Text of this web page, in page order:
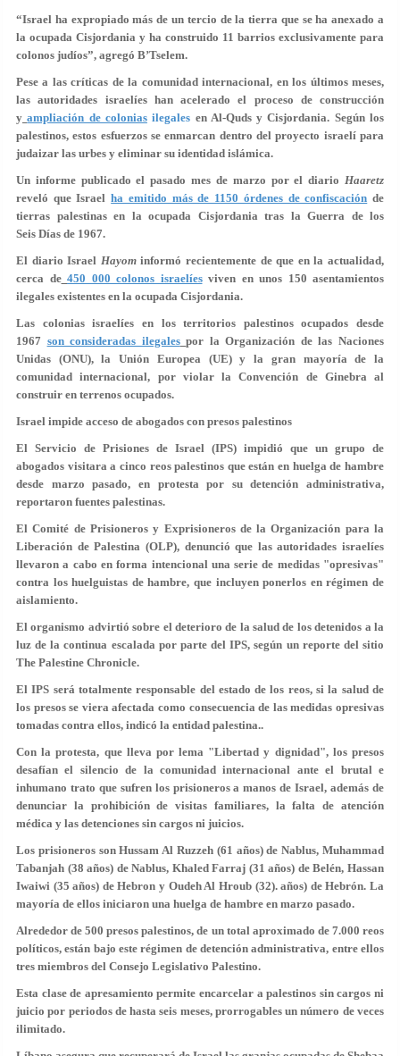
“Israel ha expropiado más de un tercio de la tierra que se ha anexado a
la ocupada Cisjordania y ha construido 11 barrios exclusivamente para
colonos judíos”, agregó B’Tselem.
Pese a las críticas de la comunidad internacional, en los últimos meses,
las autoridades israelíes han acelerado el proceso de construcción
y ampliación de coloniasilegales en Al-Quds y Cisjordania. Según los
palestinos, estos esfuerzos se enmarcan dentro del proyecto israelí para
judaizar las urbes y eliminar su identidad islámica.
Un informe publicado el pasado mes de marzo por el diario Haaretz
reveló que Israelha emitido más de 1150 órdenes de confiscación de
tierras palestinas en la ocupada Cisjordania tras la Guerra de los
Seis Días de 1967.
El diario Israel Hayominformó recientemente de que en la actualidad,
cerca de 450 000 colonos israelíesviven en unos 150 asentamientos
ilegales existentes en la ocupada Cisjordania.
Las colonias israelíes en los territorios palestinos ocupados desde
1967 son consideradas ilegales por la Organización de las Naciones
Unidas (ONU), la Unión Europea (UE) y la gran mayoría de la
comunidad internacional, por violar la Convención de Ginebra al
construir en terrenos ocupados.
Israel impide acceso de abogados con presos palestinos
El Servicio de Prisiones de Israel (IPS) impidió que un grupo de
abogados visitara a cinco reos palestinos que están en huelga de hambre
desde marzo pasado, en protesta por su detención administrativa,
reportaron fuentes palestinas.
El Comité de Prisioneros y Exprisioneros de la Organización para la
Liberación de Palestina (OLP), denunció que las autoridades israelíes
llevaron a cabo en forma intencional una serie de medidas "opresivas"
contra los huelguistas de hambre, que incluyen ponerlos en régimen de
aislamiento.
El organismo advirtió sobre el deterioro de la salud de los detenidos a la
luz de la continua escalada por parte del IPS, según un reporte del sitio
The Palestine Chronicle.
El IPS será totalmente responsable del estado de los reos, si la salud de
los presos se viera afectada como consecuencia de las medidas opresivas
tomadas contra ellos, indicó la entidad palestina..
Con la protesta, que lleva por lema "Libertad y dignidad", los presos
desafían el silencio de la comunidad internacional ante el brutal e
inhumano trato que sufren los prisioneros a manos de Israel, además de
denunciar la prohibición de visitas familiares, la falta de atención
médica y las detenciones sin cargos ni juicios.
Los prisioneros son Hussam Al Ruzzeh (61 años) de Nablus, Muhammad
Tabanjah (38 años) de Nablus, Khaled Farraj (31 años) de Belén, Hassan
Iwaiwi (35 años) de Hebron y Oudeh Al Hroub (32). años) de Hebrón. La
mayoría de ellos iniciaron una huelga de hambre en marzo pasado.
Alrededor de 500 presos palestinos, de un total aproximado de 7.000 reos
políticos, están bajo este régimen de detención administrativa, entre ellos
tres miembros del Consejo Legislativo Palestino.
Esta clase de apresamiento permite encarcelar a palestinos sin cargos ni
juicio por periodos de hasta seis meses, prorrogables un número de veces
ilimitado.